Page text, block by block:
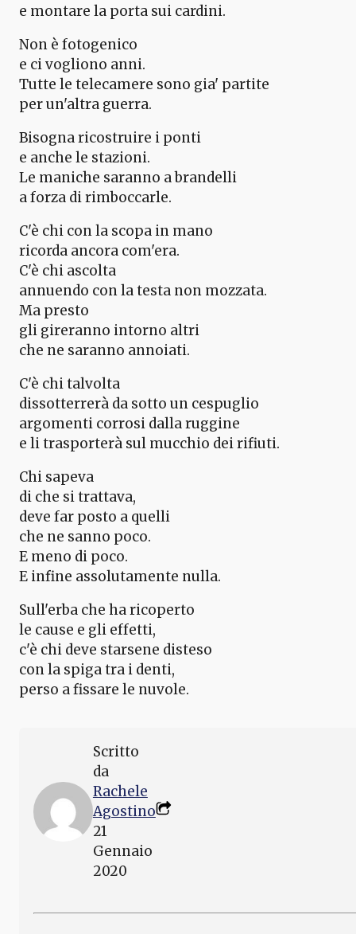
e montare la porta sui cardini.
Non è fotogenico
e ci vogliono anni.
Tutte le telecamere sono gia' partite
per un'altra guerra.
Bisogna ricostruire i ponti
e anche le stazioni.
Le maniche saranno a brandelli
a forza di rimboccarle.
C'è chi con la scopa in mano
ricorda ancora com'era.
C'è chi ascolta
annuendo con la testa non mozzata.
Ma presto
gli gireranno intorno altri
che ne saranno annoiati.
C'è chi talvolta
dissotterrerà da sotto un cespuglio
argomenti corrosi dalla ruggine
e li trasporterà sul mucchio dei rifiuti.
Chi sapeva
di che si trattava,
deve far posto a quelli
che ne sanno poco.
E meno di poco.
E infine assolutamente nulla.
Sull'erba che ha ricoperto
le cause e gli effetti,
c'è chi deve starsene disteso
con la spiga tra i denti,
perso a fissare le nuvole.
Scritto
da
Rachele
Agostino
21
Gennaio
2020